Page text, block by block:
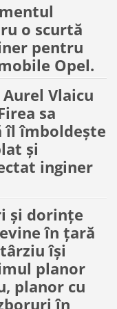
o scurtă
pentru
Opel.
Vlaicu
sa
îl îmboldește
și
inginer
dorințe
în țară
își
planor
planor cu
în